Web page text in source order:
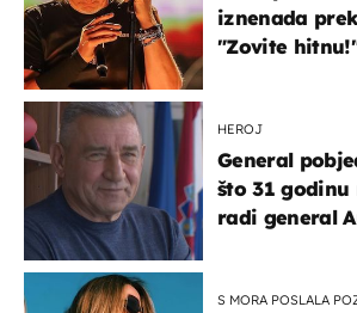
iznenada
"Zovite
HEROJ
General
što 31
radi general
S MORA POSLALA